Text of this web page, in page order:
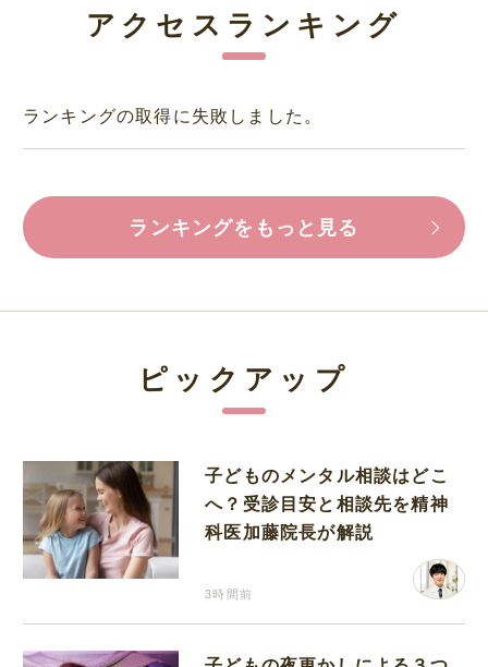
アクセスランキング
ランキングの取得に失敗しました。
ランキングをもっと見る
ピックアップ
子どものメンタル相談はどこ
へ？受診目安と相談先を精神
科医加藤院長が解説
3時間前